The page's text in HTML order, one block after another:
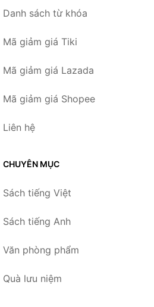
Danh sách từ khóa
Mã giảm giá Tiki
Mã giảm giá Lazada
Mã giảm giá Shopee
Liên hệ
CHUYÊN MỤC
Sách tiếng Việt
Sách tiếng Anh
Văn phòng phẩm
Quà lưu niệm